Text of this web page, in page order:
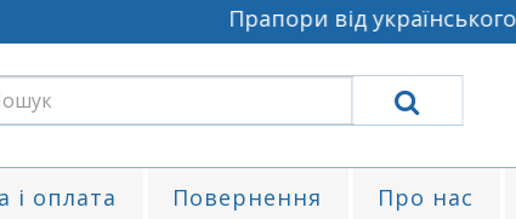
Прапори від українського
і оплата Повернення Про нас